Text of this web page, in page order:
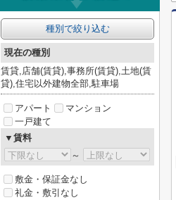
種別で絞り込む
現在の種別
賃貸,店舗(賃貸),事務所(賃貸),土地(賃
貸),住宅以外建物全部,駐車場
アパート
マンション
一戸建て
▼賃料
～
敷金・保証金なし
礼金・敷引なし